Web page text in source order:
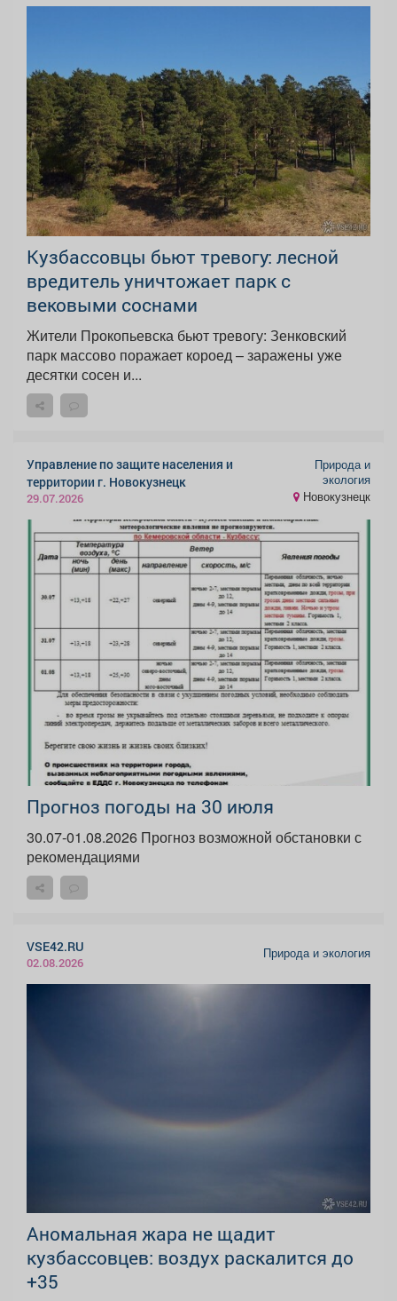
Кузбассовцы бьют тревогу: лесной
вредитель уничтожает парк с
вековыми соснами
Жители Прокопьевска бьют тревогу: Зенковский
парк массово поражает короед – заражены уже
десятки сосен и...
Управление по защите населения и
территории г. Новокузнецк
29.07.2026
Природа и
экология
Новокузнецк
Прогноз погоды на 30 июля
30.07-01.08.2026 Прогноз возможной обстановки с
рекомендациями
VSE42.RU
02.08.2026
Природа и экология
Аномальная жара не щадит
кузбассовцев: воздух раскалится до
+35